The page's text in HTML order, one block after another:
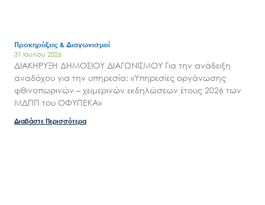
Προκηρύξεις & Διαγωνισμοί
31 Ιουλίου 2026
ΔΙΑΚΗΡΥΞΗ ΔΗΜΟΣΙΟΥ ΔΙΑΓΩΝΙΣΜΟΥ Για την ανάδειξη
αναδόχου για την υπηρεσία: «Υπηρεσίες οργάνωσης
φθινοπωρινών – χειμερινών εκδηλώσεων έτους 2026 των
ΜΔΠΠ του ΟΦΥΠΕΚΑ»
Διαβάστε Περισσότερα